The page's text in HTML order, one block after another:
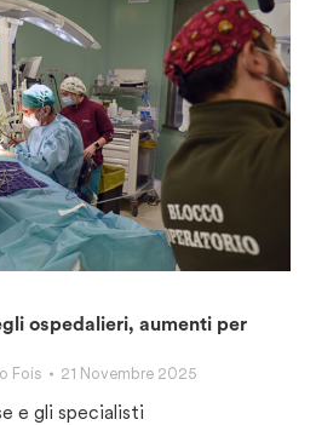
ospedalieri, aumenti per
Fois 21 Novembre 2025
e gli specialisti